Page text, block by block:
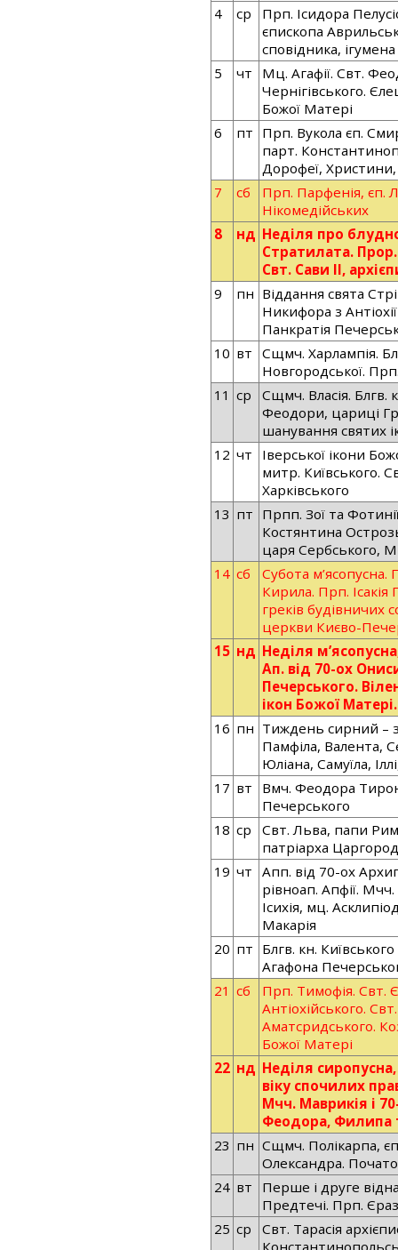
4
ср
Прп. Ісидора
єпископа
сповідника,
5
чт
Мц. Агафії. Свт.
Чернігівського.
Божої Матері
6
пт Прп. Вукола єп.
парт.
Дорофеї, Христини,
7
сб
Прп. Парфенія, єп.
Нікомедійських
8
нд Неділя про
Стратилата.
Свт. Сави ІІ,
9
пн Віддання свята
Никифора з
Панкратія
10 вт
Сщмч. Харлампія.
Новгородської.
11 ср
Сщмч. Власія. Блгв.
Феодори, цариці
шанування святих
12 чт
Іверської ікони
митр. Київського.
Харківського
13 пт Прпп. Зої та
Костянтина
царя Сербського,
14 сб
Субота м’ясопусна.
Кирила. Прп.
греків будівничих
церкви Києво-
15 нд Неділя
Ап. від 70-ох
Печерського.
ікон Божої
16 пн Тиждень сирний –
Памфіла, Валента,
Юліана, Самуїла,
17 вт
Вмч. Феодора
Печерського
18 ср
Свт. Льва, папи
патріарха
19 чт
Апп. від 70-ох
рівноап. Апфії.
Ісихія, мц.
Макарія
20 пт Блгв. кн.
Агафона
21 сб
Прп. Тимофія. Свт.
Антіохійського.
Аматсридського.
Божої Матері
22 нд Неділя
віку спочилих
Мчч. Маврикія і
Феодора, Филипа
23 пн Сщмч. Полікарпа,
Олександра.
24 вт
Перше і друге
Предтечі. Прп.
25 ср
Свт. Тарасія